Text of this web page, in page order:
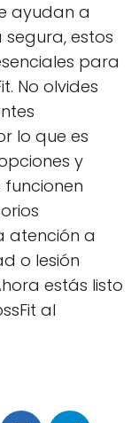
ayudan a
estos
para
No olvides
lo que es
y
atención a
o lesión
estás listo
al